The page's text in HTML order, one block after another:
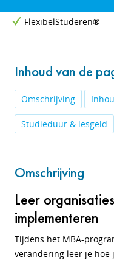
FlexibelStuderen®
Inhoud van de
Omschrijving
Studieduur & lesgeld
Omschrijving
Leer
implementeren
Tijdens het MBA-
verandering leer je hoe